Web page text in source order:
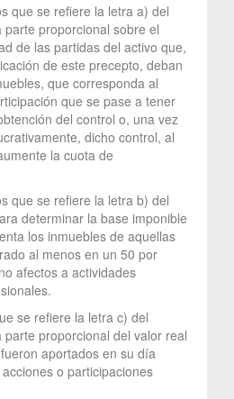
que se refiere la letra a) del
proporcional sobre el
de las partidas del activo que,
de este precepto, deban
que corresponda al
que se pase a tener
del control o, una vez
dicho control, al
la cuota de
que se refiere la letra b) del
determinar la base imponible
los inmuebles de aquellas
al menos en un 50 por
afectos a actividades
se refiere la letra c) del
proporcional del valor real
aportados en su día
o participaciones